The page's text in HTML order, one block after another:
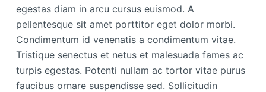
egestas diam in arcu cursus euismod. A
pellentesque sit amet porttitor eget dolor morbi.
Condimentum id venenatis a condimentum vitae.
Tristique senectus et netus et malesuada fames ac
turpis egestas. Potenti nullam ac tortor vitae purus
faucibus ornare suspendisse sed. Sollicitudin